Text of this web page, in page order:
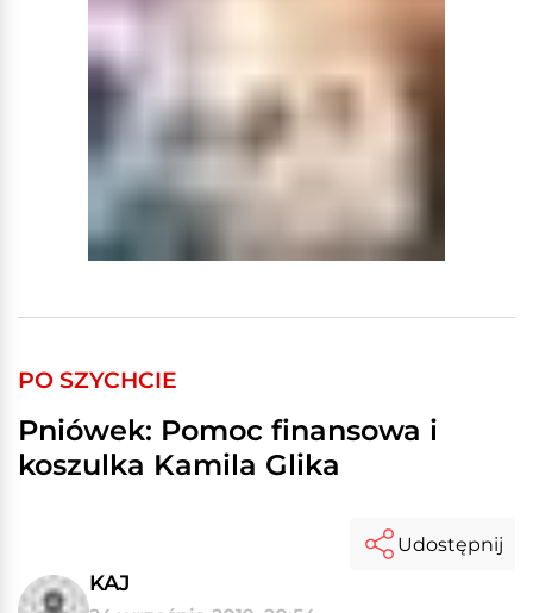
PO SZYCHCIE
Pniówek: Pomoc finansowa i
koszulka Kamila Glika
KAJ
Udostępnij